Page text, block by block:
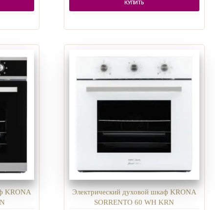
КУПИТЬ
KRONA
Электрический духовой шкаф KRONA
SORRENTO 60 WH KRN